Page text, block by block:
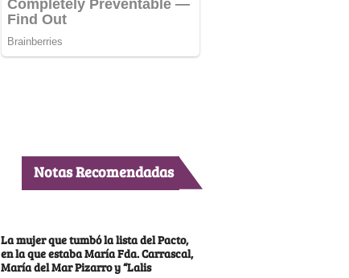
Notas Recomendadas
La mujer que tumbó la lista del Pacto,
en la que estaba María Fda. Carrascal,
María del Mar Pizarro y “Lalis